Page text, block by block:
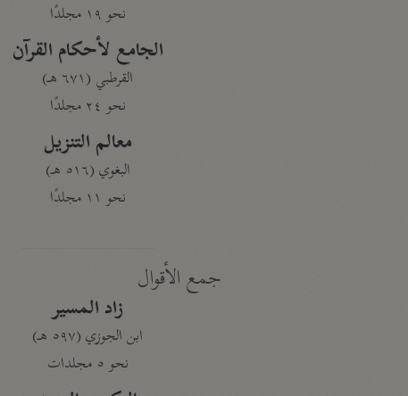
نحو ١٩ مجلدًا
الجامع لأحكام القرآن
القرطبي (٦٧١ هـ)
نحو ٢٤ مجلدًا
معالم التنزيل
البغوي (٥١٦ هـ)
نحو ١١ مجلدًا
جمع الأقوال
زاد المسير
ابن الجوزي (٥٩٧ هـ)
نحو ٥ مجلدات